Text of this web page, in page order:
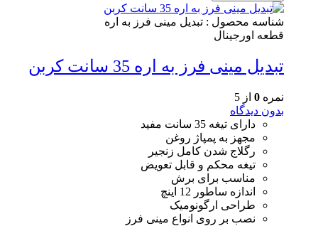
شناسه محصول : تبدیل مینی فرز به اره
قطعه اورجینال
تبدیل مینی فرز به اره 35 سانت کربن
نمره 0 از 5
بدون دیدگاه
دارای تیغه 35 سانت مفید
مجهز به پمپاژ روغن
رگلاج شدن کامل زنجیر
تیغه محکم و قابل تعویض
مناسب برای برش
اندازه ساطور 12 اینچ
طراحی ارگونومیک
نصب بر روی انواع مینی فرز